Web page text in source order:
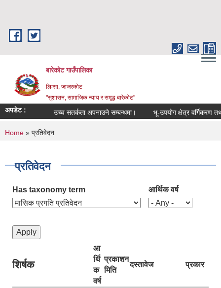
बारेकोट गाउँपालिका
लिम्सा, जाजरकोट
"सुशासन, सामाजिक न्याय र समृद्ध बारेकोट"
अपडेट : उच्च सतर्कता अपनाउने सम्बन्धमा। भू-उपयोग क्षेत्र वर्गिकरण तथा
You are here
Home » प्रतिवेदन
प्रतिवेदन
Has taxonomy term आर्थिक वर्ष
शिर्षक
आ
र्थि
क
वर्ष
प्रकाशन
मिति
दस्तावेज प्रकार